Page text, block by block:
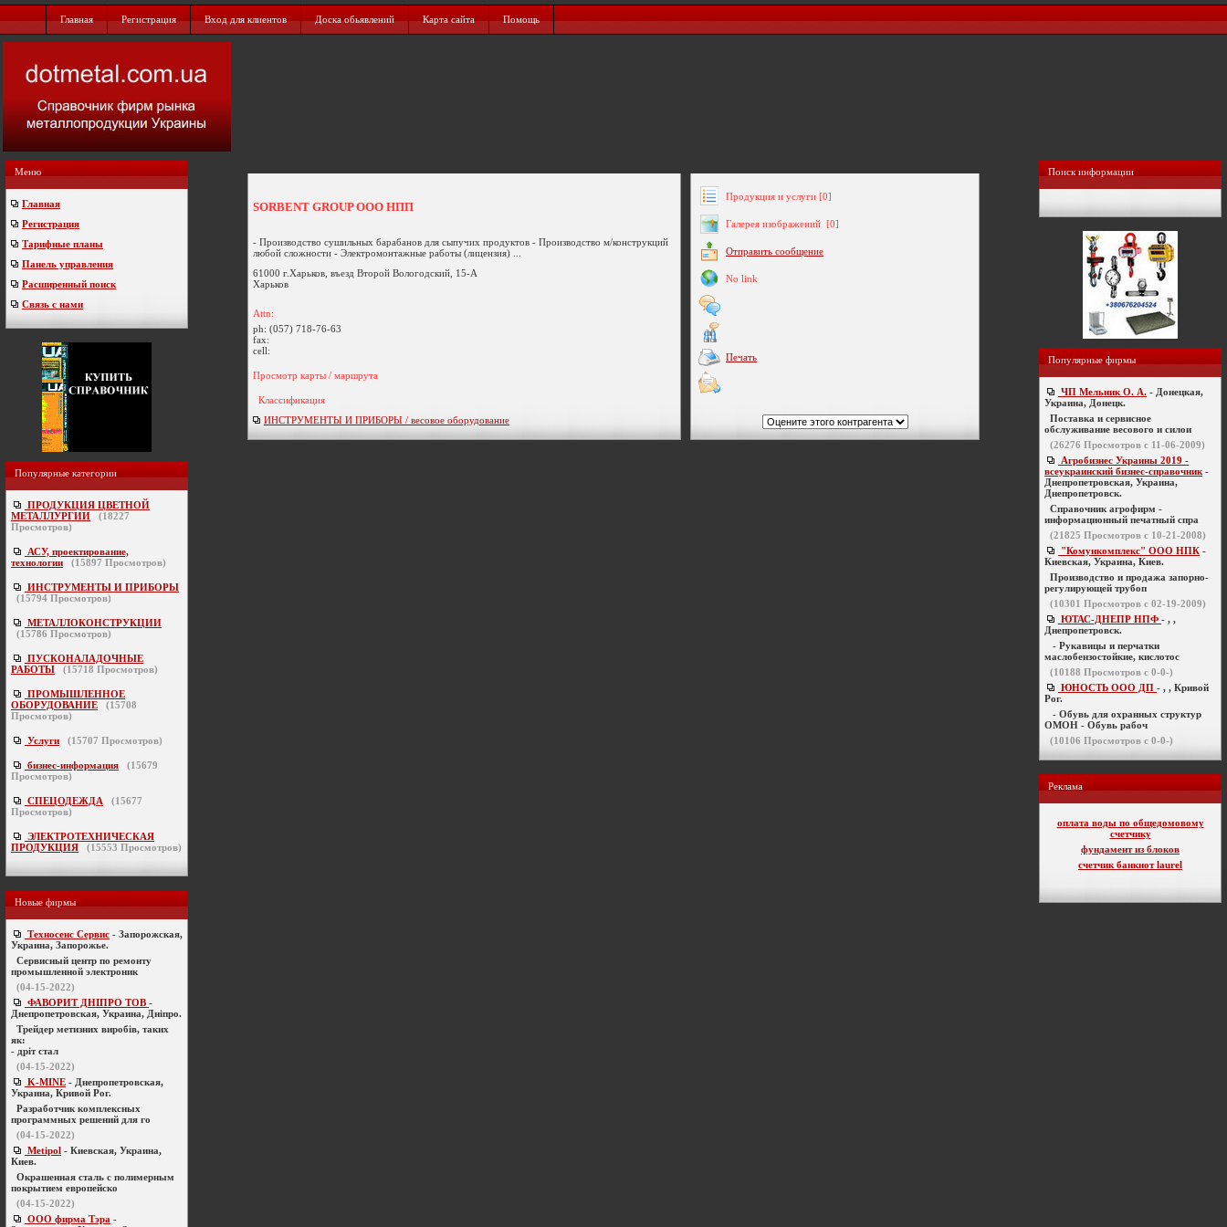
Главная Регистрация Вход для клиентов Доска обьявлений Карта сайта Помощь
Меню
Главная
Регистрация
Тарифные планы
Панель управления
Расширенный поиск
Связь с нами
Популярные категории
ПРОДУКЦИЯ ЦВЕТНОЙ
МЕТАЛЛУРГИИ
(18227
Просмотров)
АСУ, проектирование,
технологии
(15897 Просмотров)
ИНСТРУМЕНТЫ И ПРИБОРЫ
(15794 Просмотров)
МЕТАЛЛОКОНСТРУКЦИИ
(15786 Просмотров)
ПУСКОНАЛАДОЧНЫЕ
РАБОТЫ
(15718 Просмотров)
ПРОМЫШЛЕННОЕ
ОБОРУДОВАНИЕ
(15708
Просмотров)
Услуги (15707 Просмотров)
бизнес-информация (15679
Просмотров)
СПЕЦОДЕЖДА (15677
Просмотров)
ЭЛЕКТРОТЕХНИЧЕСКАЯ
ПРОДУКЦИЯ
(15553 Просмотров)
Новые фирмы
Техносенс Сервис - Запорожская,
Украина, Запорожье.
Cервисный центр по ремонту
промышленной электроник
(04-15-2022)
ФАВОРИТ ДНІПРО ТОВ -
Днепропетровская, Украина, Дніпро.
Трейдер метизних виробів, таких
як:
- дріт стал
(04-15-2022)
K-MINE - Днепропетровская,
Украина, Кривой Рог.
Разработчик комплексных
программных решений для го
(04-15-2022)
Metipol - Киевская, Украина,
Киев.
Окрашенная сталь с полимерным
покрытием европейско
(04-15-2022)
ООО фирма Тэра -
SORBENT GROUP ООО НПП
- Производство сушильных барабанов для сыпучих продуктов - Производство м/конструкций
любой сложности - Электромонтажные работы (лицензия) ...
61000 г.Харьков, въезд Второй Вологодский, 15-А
Харьков
Attn:
ph: (057) 718-76-63
fax:
cell:
Просмотр карты / маршрута
Классификация
ИНСТРУМЕНТЫ И ПРИБОРЫ / весовое оборудование
Продукция и услуги [0]
Галерея изображений [0]
Отправить сообщение
No link
Печать
Поиск информации
Популярные фирмы
ЧП Мельник О. А. - Донецкая,
Украина, Донецк.
Поставка и сервисное
обслуживание весового и силои
(26276 Просмотров с 11-06-2009)
Агробизнес Украины 2019 -
всеукраинский бизнес-справочник -
Днепропетровская, Украина,
Днепропетровск.
Справочник агрофирм -
информационный печатный спра
(21825 Просмотров с 10-21-2008)
"Комункомплекс" ООО НПК -
Киевская, Украина, Киев.
Производство и продажа запорно-
регулирующей трубоп
(10301 Просмотров с 02-19-2009)
ЮТАС-ДНЕПР НПФ - , ,
Днепропетровск.
- Рукавицы и перчатки
маслобензостойкие, кислотос
(10188 Просмотров с 0-0-)
ЮНОСТЬ ООО ДП - , , Кривой
Рог.
- Обувь для охранных структур
ОМОН - Обувь рабоч
(10106 Просмотров с 0-0-)
Реклама
оплата воды по общедомовому
счетчику
фундамент из блоков
счетчик банкнот laurel